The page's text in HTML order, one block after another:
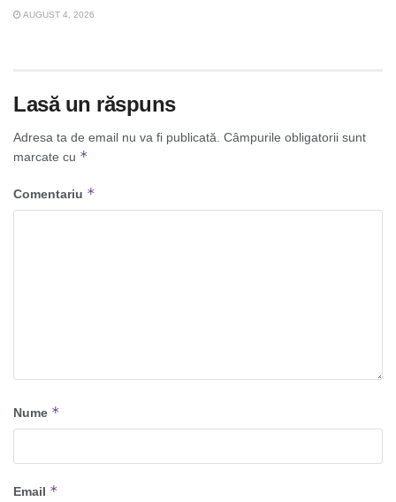
AUGUST 4, 2026
Lasă un răspuns
Adresa ta de email nu va fi publicată. Câmpurile obligatorii sunt
marcate cu *
Comentariu *
Nume *
Email *